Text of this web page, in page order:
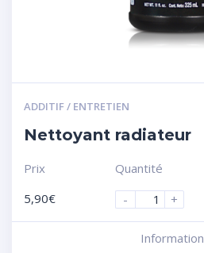
ADDITIF / ENTRETIEN
Nettoyant radiateur
Prix
5,90€
Quantité
-
+
Information